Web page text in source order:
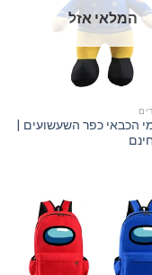
המלאי אזל
הכבאי כפר השעשועים |